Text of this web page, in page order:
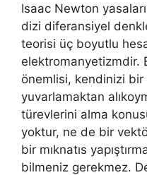
Isaac Newton
dizi diferansiyel
teorisi üç boyutlu
elektromanyetizmdir.
önemlisi, kendinizi bir
yuvarlamaktan
türevlerini alma
yoktur, ne de bir
bir mıknatıs
bilmeniz gerekmez.